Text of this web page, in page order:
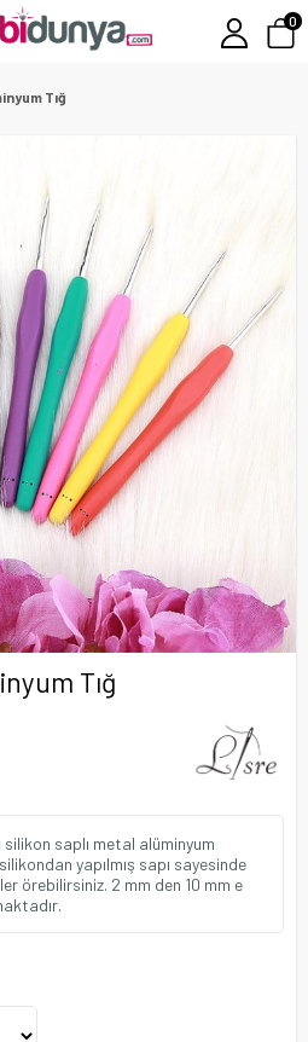
0
Tığ
Tığ
silikon saplı metal alüminyum
yapılmış sapı sayesinde
örebilirsiniz. 2 mm den 10 mm e